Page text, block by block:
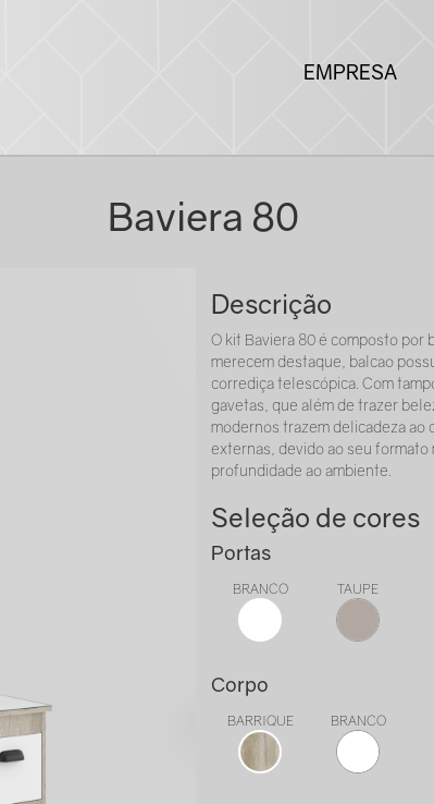
EMPRESA
Baviera 80
Descrição
O kit Baviera 80 é composto por
merecem destaque, balcao
corrediça telescópica. Com
gavetas, que além de trazer
modernos trazem delicadeza
externas, devido ao seu
profundidade ao ambiente.
Seleção de cores
Portas
BRANCO TAUPE
Corpo
BARRIQUE BRANCO